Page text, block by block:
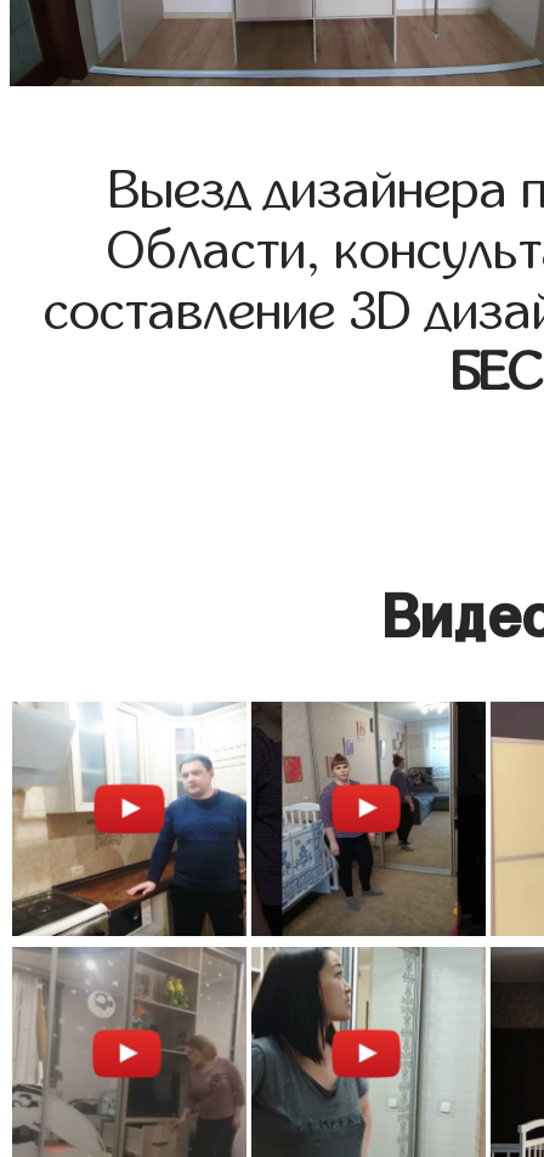
Выезд дизайнера
Области,
составление 3D